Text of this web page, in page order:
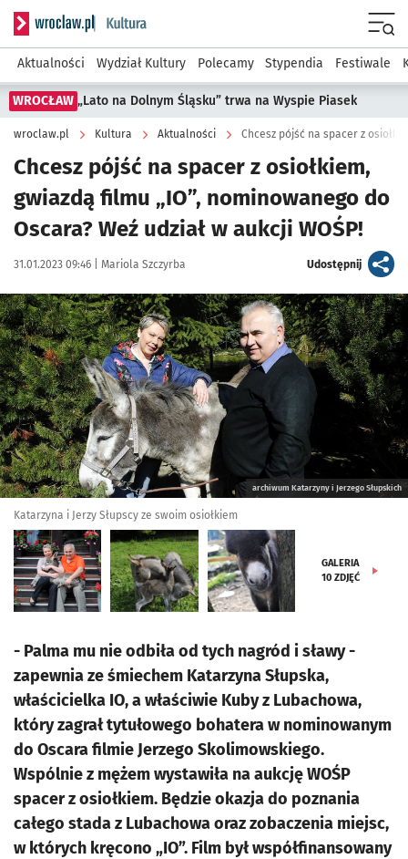
Serwis informacyjny wroclaw.pl podserwis: Kultura
Aktualności Wydział Kultury Polecamy Stypendia Festiwale
WROCŁAW „Lato na Dolnym Śląsku” trwa na Wyspie Piasek
wroclaw.pl Kultura Aktualności
Chcesz pójść na spacer z osiołkiem,
gwiazdą filmu „IO”, nominowanego do
Oscara? Weź udział w aukcji WOŚP!
Data publikacji:
31.01.2023 09:46 | Autor:
Mariola Szczyrba Udostępnijartykuł
Kliknij, aby zobaczyć galerię
archiwum Katarzyny i Jerzego Słupskich
Katarzyna i Jerzy Słupscy ze swoim osiołkiem
GALERIA
10 ZDJĘĆ
- Palma mu nie odbiła od tych nagród i sławy -
zapewnia ze śmiechem Katarzyna Słupska,
właścicielka IO, a właściwie Kuby z Lubachowa,
który zagrał tytułowego bohatera w nominowanym
do Oscara filmie Jerzego Skolimowskiego.
Wspólnie z mężem wystawiła na aukcję WOŚP
spacer z osiołkiem. Będzie okazja do poznania
całego stada z Lubachowa oraz zobaczenia miejsc,
w których kręcono „IO”. Film był współfinansowany